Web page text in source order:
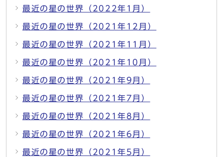
最近の星の世界（2022年1月）
最近の星の世界（2021年12月）
最近の星の世界（2021年11月）
最近の星の世界（2021年10月）
最近の星の世界（2021年9月）
最近の星の世界（2021年7月）
最近の星の世界（2021年8月）
最近の星の世界（2021年6月）
最近の星の世界（2021年5月）